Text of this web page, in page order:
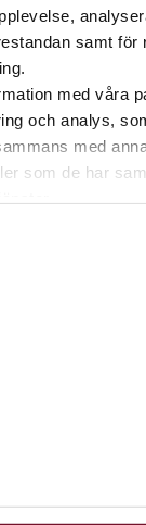
samt för
med våra
och analys,
med
som de har
aktuell med
14/11 och
kommer även
som present